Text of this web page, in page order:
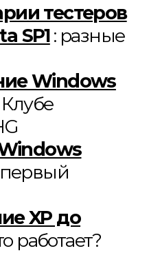
тестеров
SP1: разные
Windows
XP до
работает?